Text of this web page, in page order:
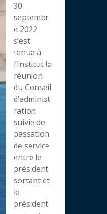
30
septembr
e 2022
s’est
tenue à
l’Institut la
réunion
du Conseil
d’administ
ration
suivie de
passation
de service
entre le
président
sortant et
le
président